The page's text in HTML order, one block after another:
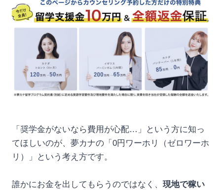
「奨学金がないなら費用が心配…」という方に知っ
てほしいのが、夢カナの「0円ワーホリ（ゼロワーホ
リ）」という考え方です。
誰かにお金を出してもらうのではなく、 現地で稼い